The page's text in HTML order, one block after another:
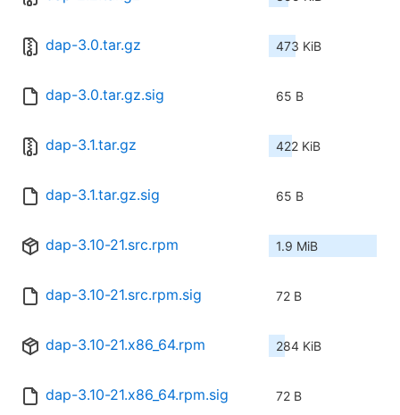
dap-3.0.tar.gz 473 KiB
dap-3.0.tar.gz.sig 65 B
dap-3.1.tar.gz 422 KiB
dap-3.1.tar.gz.sig 65 B
dap-3.10-21.src.rpm 1.9 MiB
dap-3.10-21.src.rpm.sig 72 B
dap-3.10-21.x86_64.rpm 284 KiB
dap-3.10-21.x86_64.rpm.sig 72 B